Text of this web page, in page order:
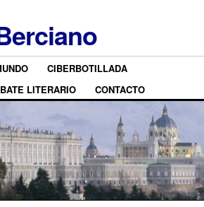
CIBERBOTILLADA
LITERARIO CONTACTO